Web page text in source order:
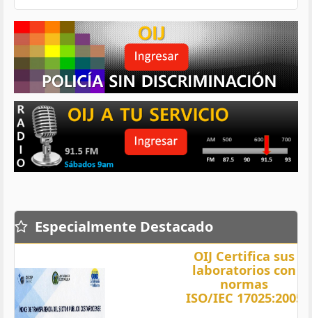
Especialmente Destacado
OIJ Certifica sus
laboratorios con
normas
ISO/IEC 17025:2005